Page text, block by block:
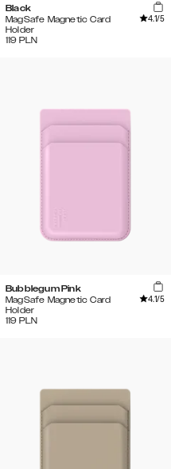
Black
MagSafe Magnetic Card
Holder
4.1/5
119 PLN
Bubblegum Pink
MagSafe Magnetic Card
Holder
4.1/5
119 PLN